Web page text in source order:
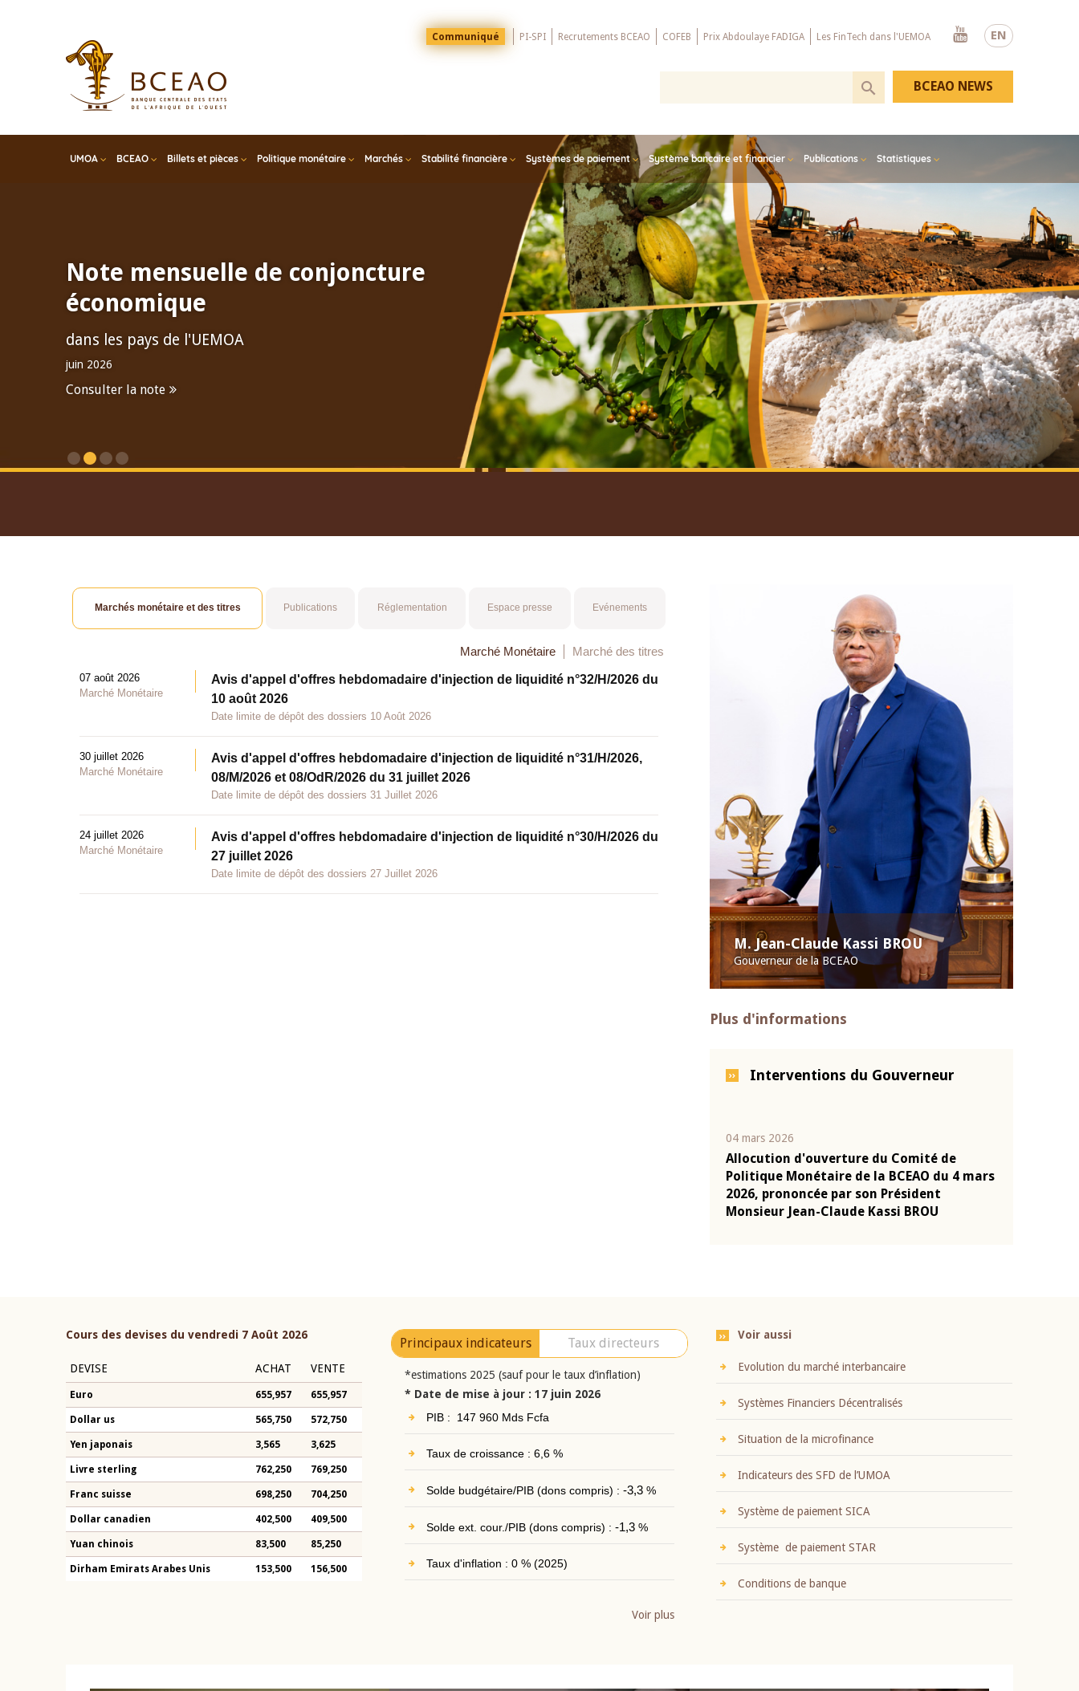
EN
Menu
Top
Communiqué PI-SPI Recrutements BCEAO COFEB Prix Abdoulaye FADIGA Les FinTech dans l'UEMOA
Youtube
UMOA BCEAO Billets et pièces Politique monétaire Marchés Stabilité financière Systèmes de paiement Système bancaire et financier Publications Statistiques
BCEAO NEWS
Note mensuelle de conjoncture
économique
dans les pays de l'UEMOA
juin 2026
Consulter la note
M. Jean-Claude Kassi BROU
Gouverneur de la BCEAO
Plus d'informations
Interventions du Gouverneur
04 mars 2026
Allocution d'ouverture du Comité de
Politique Monétaire de la BCEAO du 4 mars
2026, prononcée par son Président
Monsieur Jean-Claude Kassi BROU
Marchés monétaire et des titres Publications Réglementation Espace presse Evénements
Marché Monétaire Marché des titres
07 août 2026
Marché Monétaire
Avis d'appel d'offres hebdomadaire d'injection de liquidité n°32/H/2026 du
10 août 2026
Date limite de dépôt des dossiers 10 Août 2026
30 juillet 2026
Marché Monétaire
Avis d'appel d'offres hebdomadaire d'injection de liquidité n°31/H/2026,
08/M/2026 et 08/OdR/2026 du 31 juillet 2026
Date limite de dépôt des dossiers 31 Juillet 2026
24 juillet 2026
Marché Monétaire
Avis d'appel d'offres hebdomadaire d'injection de liquidité n°30/H/2026 du
27 juillet 2026
Date limite de dépôt des dossiers 27 Juillet 2026
Cours des devises du vendredi 7 Août 2026
DEVISE ACHAT VENTE
Euro 655,957 655,957
Dollar us 565,750 572,750
Yen japonais 3,565 3,625
Livre sterling 762,250 769,250
Franc suisse 698,250 704,250
Dollar canadien 402,500 409,500
Yuan chinois 83,500 85,250
Dirham Emirats Arabes Unis 153,500 156,500
Principaux indicateurs Taux directeurs
*estimations 2025 (sauf pour le taux d’inflation)
* Date de mise à jour : 17 juin 2026
PIB : 147 960 Mds Fcfa
Taux de croissance : 6,6 %
Solde budgétaire/PIB (dons compris) : -3,3%
Solde ext. cour./PIB (dons compris) : -1,3%
Taux d'inflation : 0 % (2025)
Voir plus
Voir aussi
Evolution du marché interbancaire
Systèmes Financiers Décentralisés
Situation de la microfinance
Indicateurs des SFD de l’UMOA
Système de paiement SICA
Système de paiement STAR
Conditions de banque